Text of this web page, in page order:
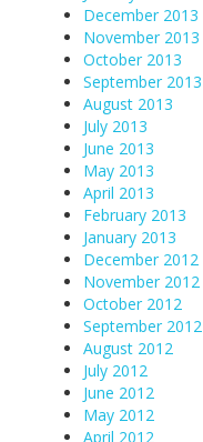
December 2013
November 2013
October 2013
September 2013
August 2013
July 2013
June 2013
May 2013
April 2013
February 2013
January 2013
December 2012
November 2012
October 2012
September 2012
August 2012
July 2012
June 2012
May 2012
April 2012